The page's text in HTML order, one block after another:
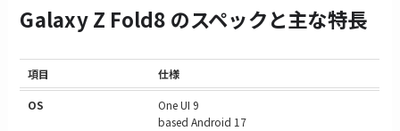
Galaxy Z Fold8 のスペックと主な特長
項目 仕様
OS
One UI 9
based Android 17